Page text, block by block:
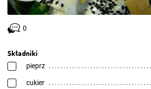
0
Składniki
pieprz
cukier